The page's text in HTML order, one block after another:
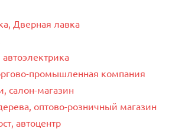
Дверная лавка
автоэлектрика
промышленная компания
салон-магазин
оптово-розничный магазин
автоцентр